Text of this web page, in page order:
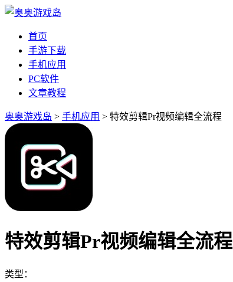
首页
手游下载
手机应用
PC软件
文章教程
奥奥游戏岛 > 手机应用 > 特效剪辑Pr视频编辑全流程
特效剪辑Pr视频编辑全流程
类型：